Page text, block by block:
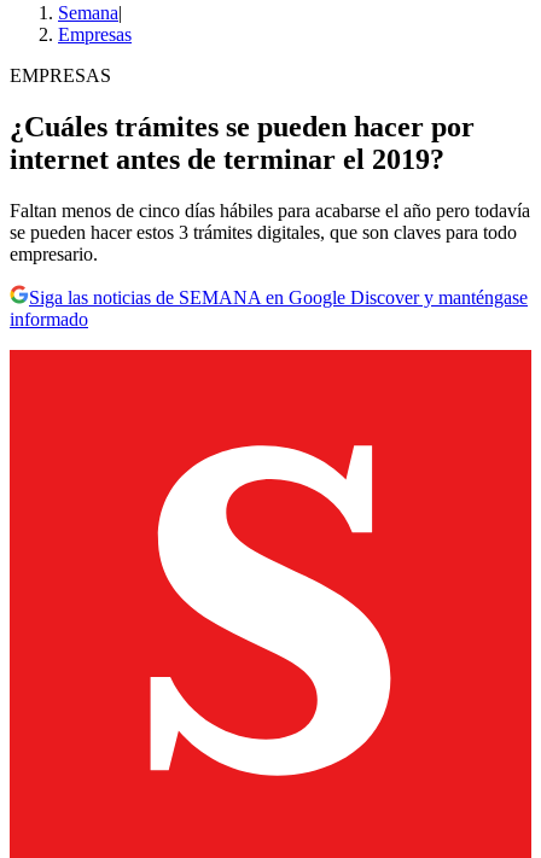
Semana|
Empresas
EMPRESAS
¿Cuáles trámites se pueden hacer por
internet antes de terminar el 2019?
Faltan menos de cinco días hábiles para acabarse el año pero todavía
se pueden hacer estos 3 trámites digitales, que son claves para todo
empresario.
Siga las noticias de SEMANA en Google Discover y manténgase
informado